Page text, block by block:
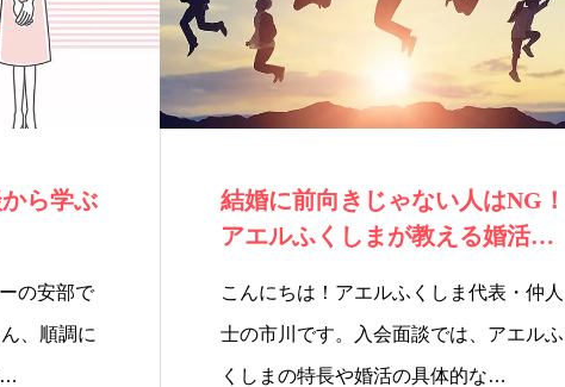
ら学ぶ
の安部で
、順調に
…
結婚に前向きじゃない人はNG！
アエルふくしまが教える婚活成
こんにちは！アエルふくしま代表・仲人
士の市川です。入会面談では、アエルふ
くしまの特長や婚活の具体的な…